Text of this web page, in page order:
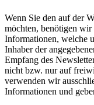
Wenn Sie den auf der
möchten, benötigen
Informationen, welche
Inhaber der
Empfang des
nicht bzw. nur auf
verwenden wir
Informationen und